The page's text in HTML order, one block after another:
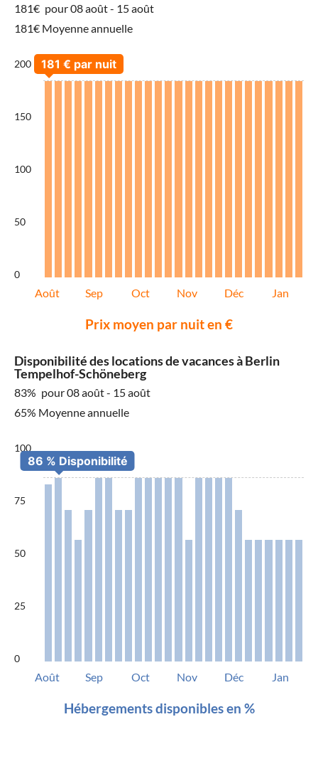
181€ pour 08 août - 15 août
181€ Moyenne annuelle
200
150
100
50
0
Août Sep Oct Nov Déc Jan
Prix moyen par nuit en €
Disponibilité des locations de vacances à Berlin
Tempelhof-Schöneberg
83% pour 08 août - 15 août
65% Moyenne annuelle
100
75
50
25
0
Août Sep Oct Nov Déc Jan
Hébergements disponibles en %